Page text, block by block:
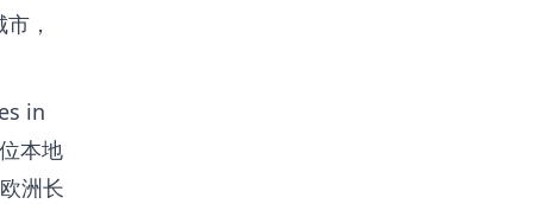
，
in
本地
洲长